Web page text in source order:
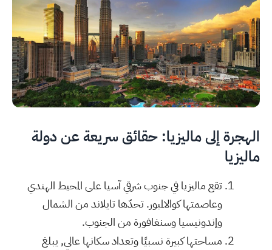
الهجرة إلى ماليزيا: حقائق سريعة عن دولة
ماليزيا
تقع ماليزيا في جنوب شرقي آسيا على المحيط الهندي
وعاصمتها كوالالمبور. تحدّها تايلاند من الشمال
وإندونيسيا وسنغافورة من الجنوب.
مساحتها كبيرة نسبيًا وتعداد سكانها عالي, يبلغ